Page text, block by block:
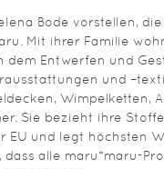
Bode vorstellen,
Mit ihrer Fami­lie
dem Ent­wer­fen und
und
Wim­pel­ket­ten,
Sie bezieht ihre
EU und legt höchs­ten
dass alle maru*maru-